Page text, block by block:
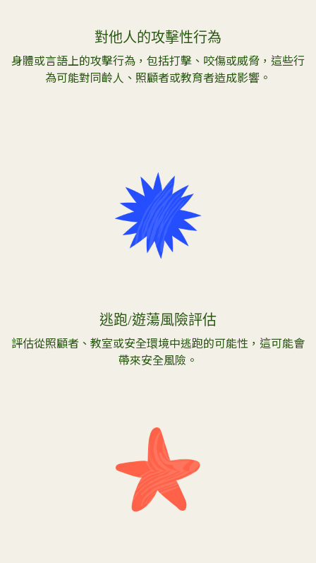
對他人的攻擊性行為
身體或言語上的攻擊行為，包括打擊、咬傷或威脅，這些行
為可能對同齡人、照顧者或教育者造成影響。
逃跑/遊蕩風險評估
評估從照顧者、教室或安全環境中逃跑的可能性，這可能會
帶來安全風險。